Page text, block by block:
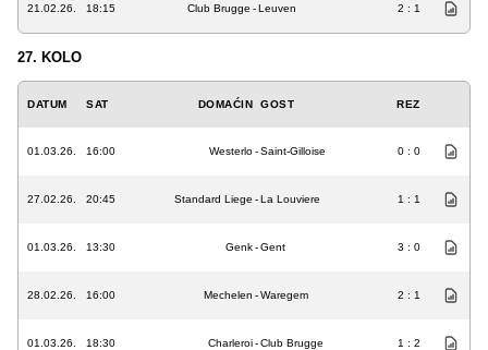
21.02.26. 18:15 Club Brugge -Leuven 2 : 1
27. KOLO
DATUM SAT DOMAĆIN GOST REZ
01.03.26. 16:00 Westerlo-Saint-Gilloise 0 : 0
27.02.26. 20:45 Standard Liege -La Louviere 1 : 1
01.03.26. 13:30 Genk-Gent 3 : 0
28.02.26. 16:00 Mechelen -Waregem 2 : 1
01.03.26. 18:30 Charleroi-Club Brugge 1 : 2